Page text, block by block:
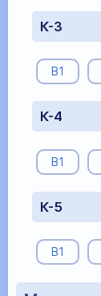
К-3
В1
К-4
В1
К-5
В1